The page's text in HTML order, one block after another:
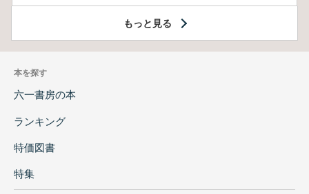
もっと見る
本を探す
六一書房の本
ランキング
特価図書
特集